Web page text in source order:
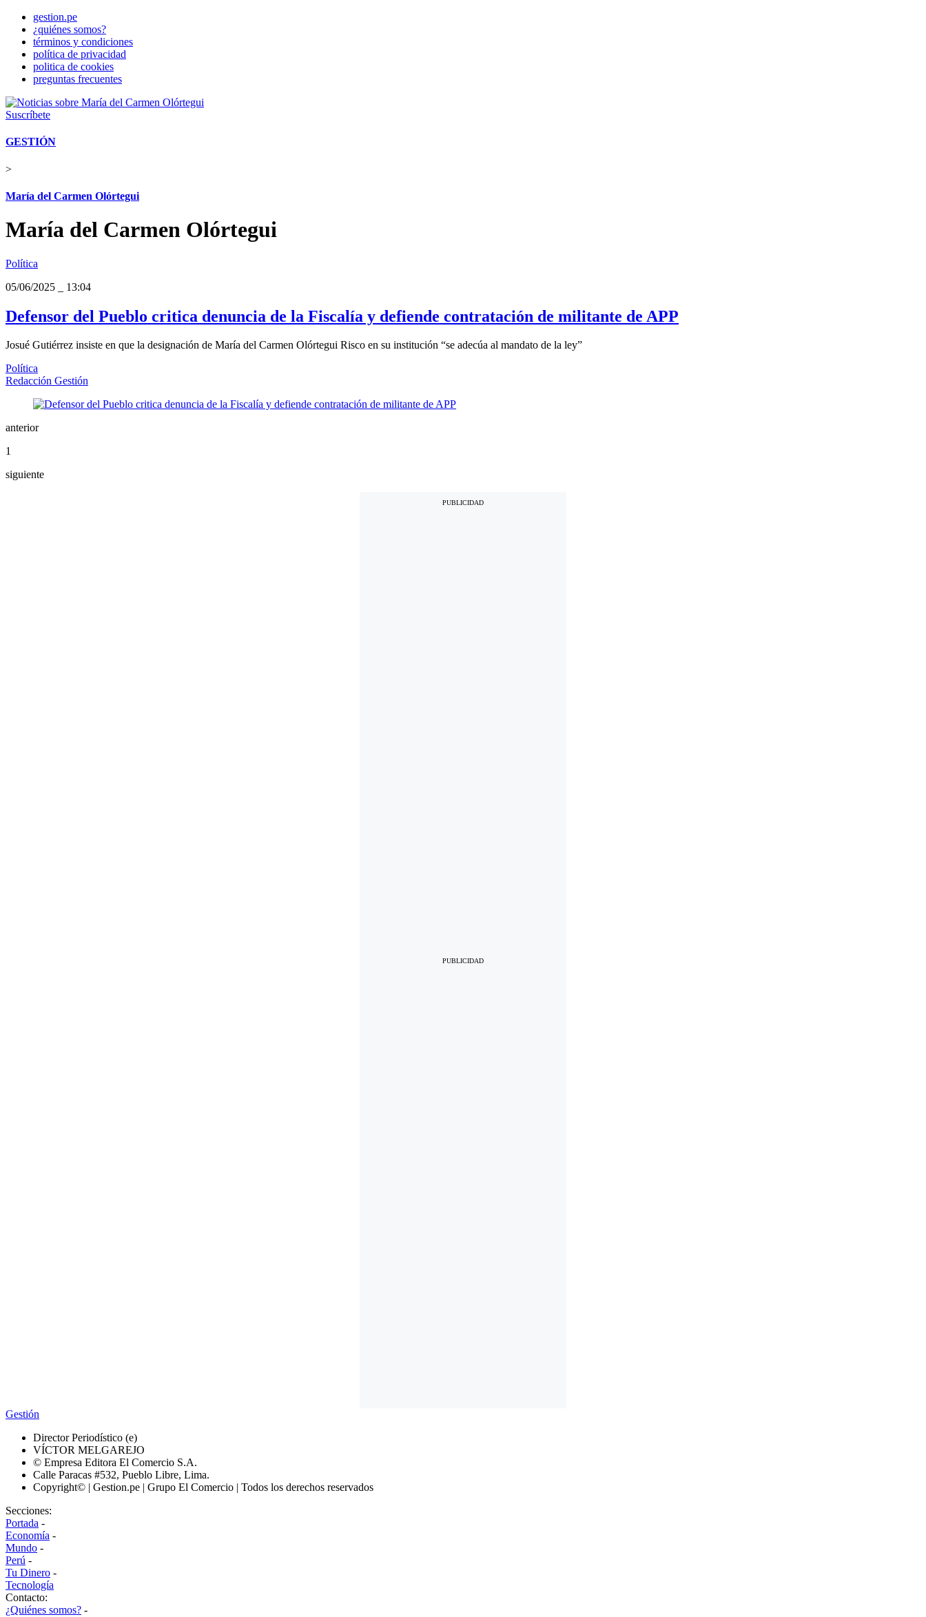
gestion.pe
¿quiénes somos?
términos y condiciones
política de privacidad
politica de cookies
preguntas frecuentes
Suscríbete
GESTIÓN
>
María del Carmen Olórtegui
María del Carmen Olórtegui
Política
05/06/2025
13:04
Defensor del Pueblo critica denuncia de la Fiscalía y defiende contratación de militante de APP
Josué Gutiérrez insiste en que la designación de María del Carmen Olórtegui Risco en su institución “se adecúa al mandato de la ley”
Política
Redacción Gestión
anterior
1
siguiente
Gestión
Director Periodístico (e)
VÍCTOR MELGAREJO
© Empresa Editora El Comercio S.A.
Calle Paracas #532, Pueblo Libre, Lima.
Copyright© | Gestion.pe | Grupo El Comercio | Todos los derechos reservados
Secciones:
Portada -
Economía -
Mundo -
Perú -
Tu Dinero -
Tecnología
Contacto:
¿Quiénes somos? -